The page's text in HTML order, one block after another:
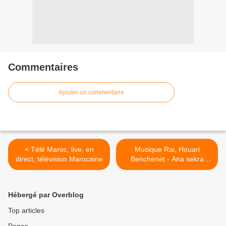
Commentaires
Ajouter un commentaire
< Télé Maroc, live, en
direct, télévision Marocaine
Musique Rai, Houari
Benchenet - Ana sekra
datni غناء راي ـ هواري بن
Hébergé par Overblog
Top articles